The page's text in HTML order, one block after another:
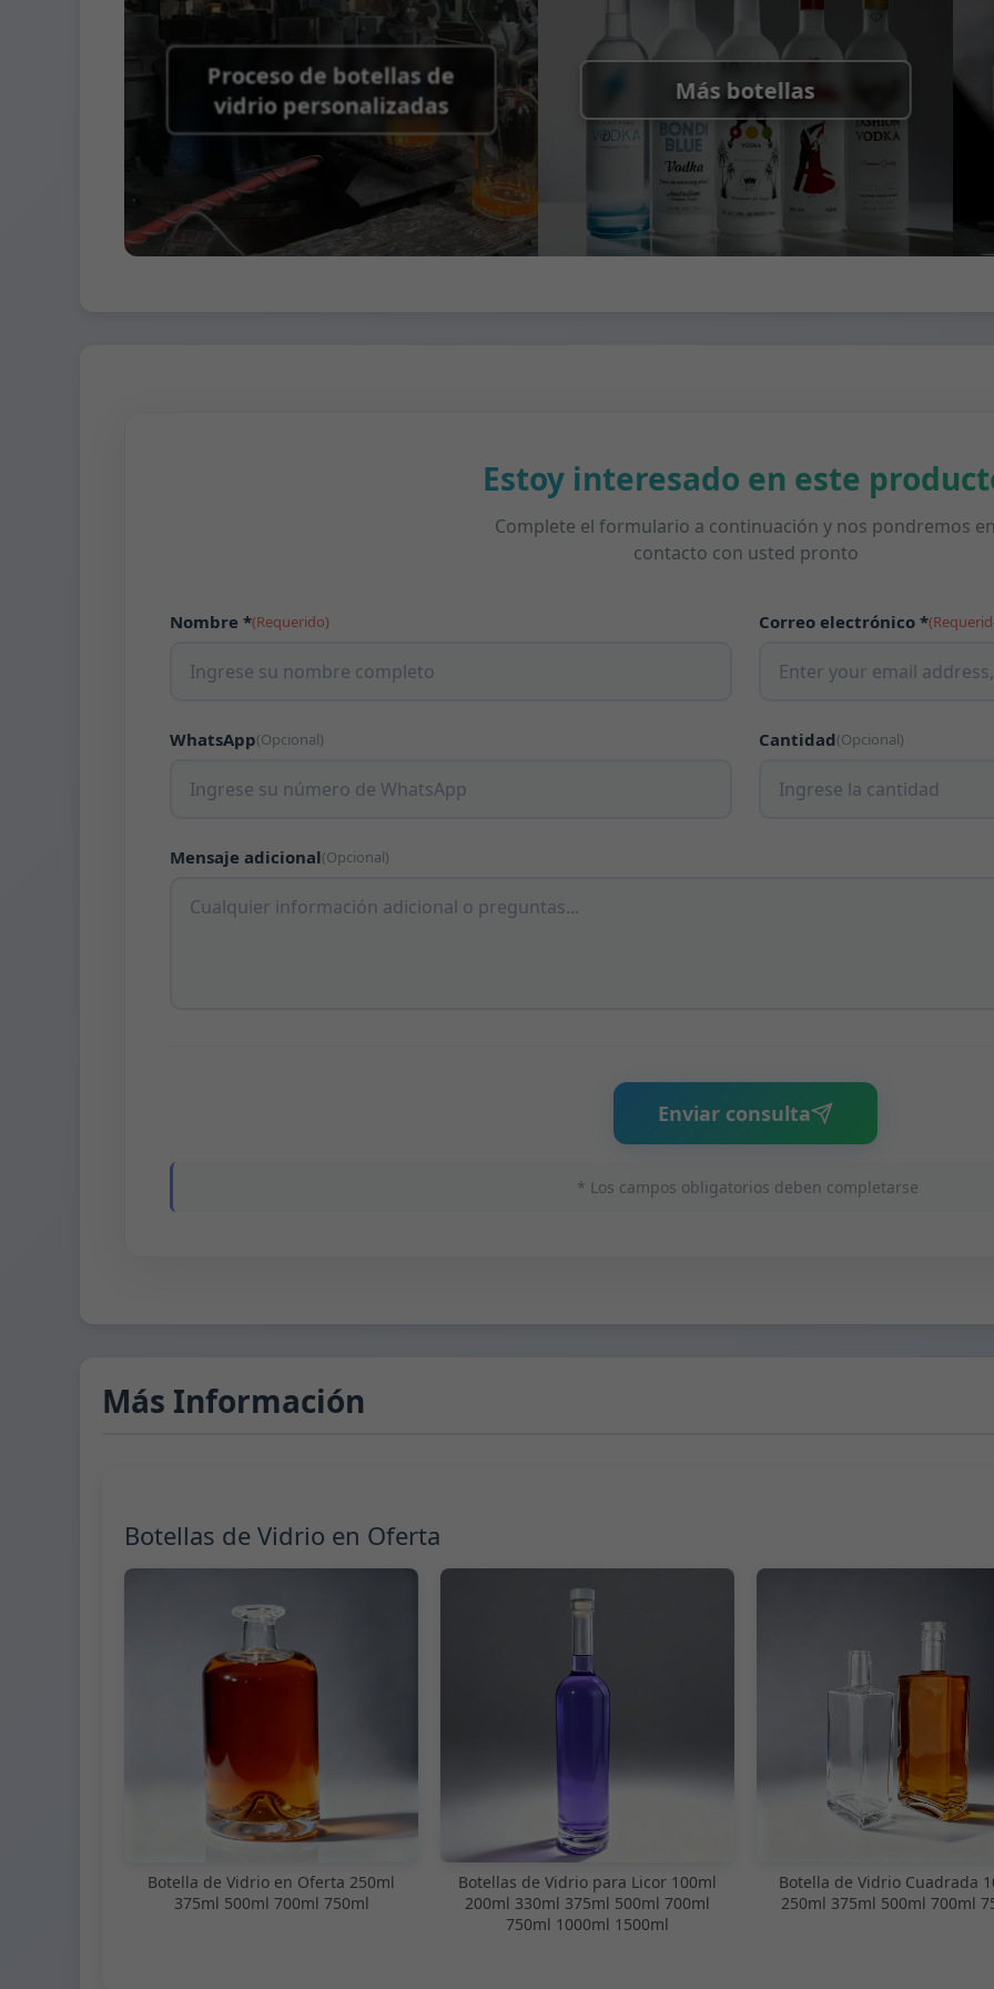
Proceso de botellas de
vidrio personalizadas
Más botellas
Estoy interesado en este
Complete el formulario a continuación y nos pondremos
contacto con usted pronto
Nombre *(Requerido) Correo electrónico *
WhatsApp(Opcional) Cantidad(Opcional)
Mensaje adicional(Opcional)
Enviar consulta
* Los campos obligatorios deben completarse
Más Información
Botellas de Vidrio en Oferta
Botella de Vidrio en Oferta 250ml
375ml 500ml 700ml 750ml
Botellas de Vidrio para Licor 100ml
200ml 330ml 375ml 500ml 700ml
750ml 1000ml 1500ml
Botella de Vidrio Cuadrada
250ml 375ml 500ml 700ml